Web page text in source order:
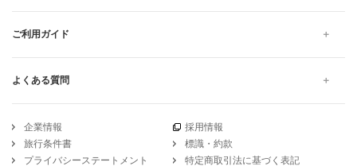
ご利用ガイド
よくある質問
企業情報
採用情報
旅行条件書
標識・約款
プライバシーステートメント
特定商取引法に基づく表記